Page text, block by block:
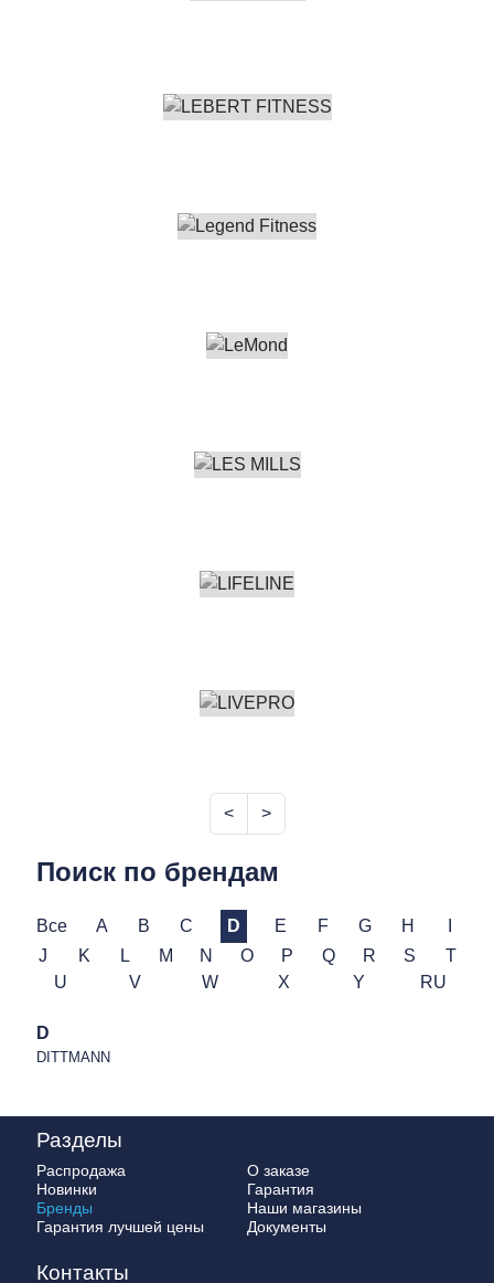
< >
Поиск по брендам
Все A B C D E F G H
J
K L M N O P Q R S
T
U
V W X Y RU
D
DITTMANN
Разделы
Распродажа
Новинки
Бренды
Гарантия лучшей цены
О заказе
Гарантия
Наши магазины
Документы
Контакты